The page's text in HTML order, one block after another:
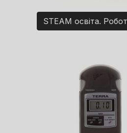
STEAM освіта.